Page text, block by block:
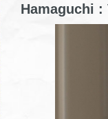
Hamaguchi :